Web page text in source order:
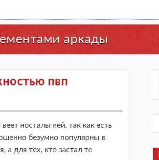
аркады
пвп
ностальгией, так как есть
безумно популярны в
а для тех, кто застал те